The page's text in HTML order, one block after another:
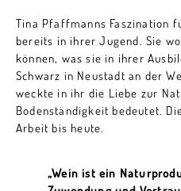
Tina Pfaffmanns Faszination
bereits in ihrer Jugend. Sie
können, was sie in ihrer
Schwarz in Neustadt an der
weckte in ihr die Liebe zur
Bodenständigkeit bedeutet.
Arbeit bis heute.
„Wein ist ein